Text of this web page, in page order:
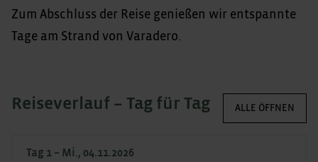
Zum Abschluss der Reise genießen wir entspannte
Tage am Strand von Varadero.
Reiseverlauf – Tag für Tag ALLE ÖFFNEN
Tag 1 – Mi., 04.11.2026